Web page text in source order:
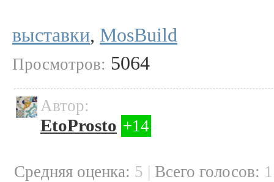
выставки, MosBuild
Просмотров: 5064
Автор:
EtoProsto +14
Cредняя оценка: 5 | Всего голосов: